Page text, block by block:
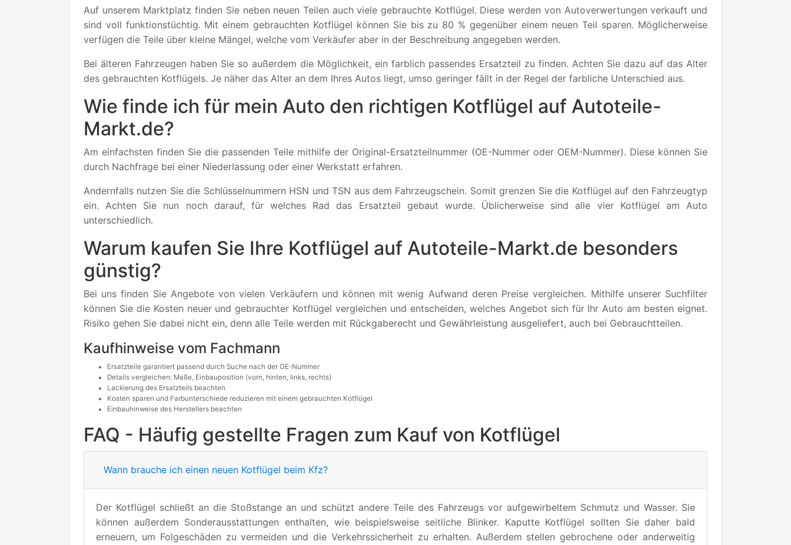
Auf unserem Marktplatz finden Sie neben neuen Teilen auch viele gebrauchte Kotflügel. Diese werden von Autoverwertungen verkauft und
sind voll funktionstüchtig. Mit einem gebrauchten Kotflügel können Sie bis zu 80 % gegenüber einem neuen Teil sparen. Möglicherweise
verfügen die Teile über kleine Mängel, welche vom Verkäufer aber in der Beschreibung angegeben werden.
Bei älteren Fahrzeugen haben Sie so außerdem die Möglichkeit, ein farblich passendes Ersatzteil zu finden. Achten Sie dazu auf das Alter
des gebrauchten Kotflügels. Je näher das Alter an dem Ihres Autos liegt, umso geringer fällt in der Regel der farbliche Unterschied aus.
Wie finde ich für mein Auto den richtigen Kotflügel auf Autoteile-
Markt.de?
Am einfachsten finden Sie die passenden Teile mithilfe der Original-Ersatzteilnummer (OE-Nummer oder OEM-Nummer). Diese können Sie
durch Nachfrage bei einer Niederlassung oder einer Werkstatt erfahren.
Andernfalls nutzen Sie die Schlüsselnummern HSN und TSN aus dem Fahrzeugschein. Somit grenzen Sie die Kotflügel auf den Fahrzeugtyp
ein. Achten Sie nun noch darauf, für welches Rad das Ersatzteil gebaut wurde. Üblicherweise sind alle vier Kotflügel am Auto
unterschiedlich.
Warum kaufen Sie Ihre Kotflügel auf Autoteile-Markt.de besonders
günstig?
Bei uns finden Sie Angebote von vielen Verkäufern und können mit wenig Aufwand deren Preise vergleichen. Mithilfe unserer Suchfilter
können Sie die Kosten neuer und gebrauchter Kotflügel vergleichen und entscheiden, welches Angebot sich für Ihr Auto am besten eignet.
Risiko gehen Sie dabei nicht ein, denn alle Teile werden mit Rückgaberecht und Gewährleistung ausgeliefert, auch bei Gebrauchtteilen.
Kaufhinweise vom Fachmann
Ersatzteile garantiert passend durch Suche nach der OE-Nummer
Details vergleichen: Maße, Einbauposition (vorn, hinten, links, rechts)
Lackierung des Ersatzteils beachten
Kosten sparen und Farbunterschiede reduzieren mit einem gebrauchten Kotflügel
Einbauhinweise des Herstellers beachten
FAQ - Häufig gestellte Fragen zum Kauf von Kotflügel
Wann brauche ich einen neuen Kotflügel beim Kfz?
Der Kotflügel schließt an die Stoßstange an und schützt andere Teile des Fahrzeugs vor aufgewirbeltem Schmutz und Wasser. Sie
können außerdem Sonderausstattungen enthalten, wie beispielsweise seitliche Blinker. Kaputte Kotflügel sollten Sie daher bald
erneuern, um Folgeschäden zu vermeiden und die Verkehrssicherheit zu erhalten. Außerdem stellen gebrochene oder anderweitig